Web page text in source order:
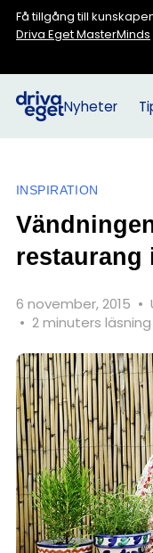
Få tillgång till
Driva Eget MasterMinds
Nyheter
INSPIRATION
restaurang
6 november, 2015 •
• 2 minuters läsning